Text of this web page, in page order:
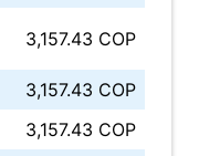
3,157.43 COP
3,157.43 COP
3,157.43 COP